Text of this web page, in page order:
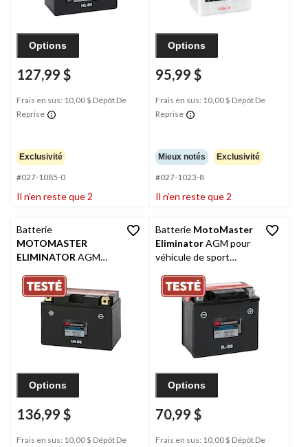
Options
127,99 $
Frais en sus: 10,00 $ Dépôt De
Reprise
Exclusivité
#027-1085-0
Il n’en reste que 2
Options
95,99 $
Frais en sus: 10,00 $ Dépôt De
Reprise
Mieux notés Exclusivité
#027-1023-8
Il n’en reste que 2
Batterie
MOTOMASTER
ELIMINATOR AGM
sports motorisés, 14S-
BS
Options
136,99 $
Frais en sus: 10,00 $ Dépôt De
Batterie MotoMaster
EliminatorAGM pour
véhicule de sport
Options
70,99 $
Frais en sus: 10,00 $ Dépôt De